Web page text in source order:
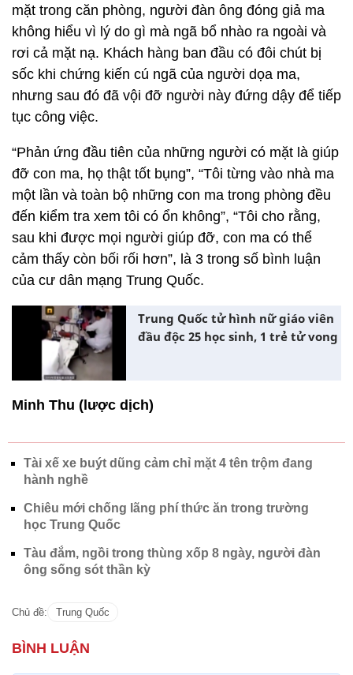
mặt trong căn phòng, người đàn ông đóng giả ma
không hiểu vì lý do gì mà ngã bổ nhào ra ngoài và
rơi cả mặt nạ. Khách hàng ban đầu có đôi chút bị
sốc khi chứng kiến cú ngã của người dọa ma,
nhưng sau đó đã vội đỡ người này đứng dậy để tiếp
tục công việc.
“Phản ứng đầu tiên của những người có mặt là giúp
đỡ con ma, họ thật tốt bụng”, “Tôi từng vào nhà ma
một lần và toàn bộ những con ma trong phòng đều
đến kiểm tra xem tôi có ổn không”, “Tôi cho rằng,
sau khi được mọi người giúp đỡ, con ma có thể
cảm thấy còn bối rối hơn”, là 3 trong số bình luận
của cư dân mạng Trung Quốc.
Trung Quốc tử hình nữ giáo viên
đầu độc 25 học sinh, 1 trẻ tử vong
Minh Thu (lược dịch)
Tài xế xe buýt dũng cảm chỉ mặt 4 tên trộm đang
hành nghề
Chiêu mới chống lãng phí thức ăn trong trường
học Trung Quốc
Tàu đắm, ngồi trong thùng xốp 8 ngày, người đàn
ông sống sót thần kỳ
Chủ đề: Trung Quốc